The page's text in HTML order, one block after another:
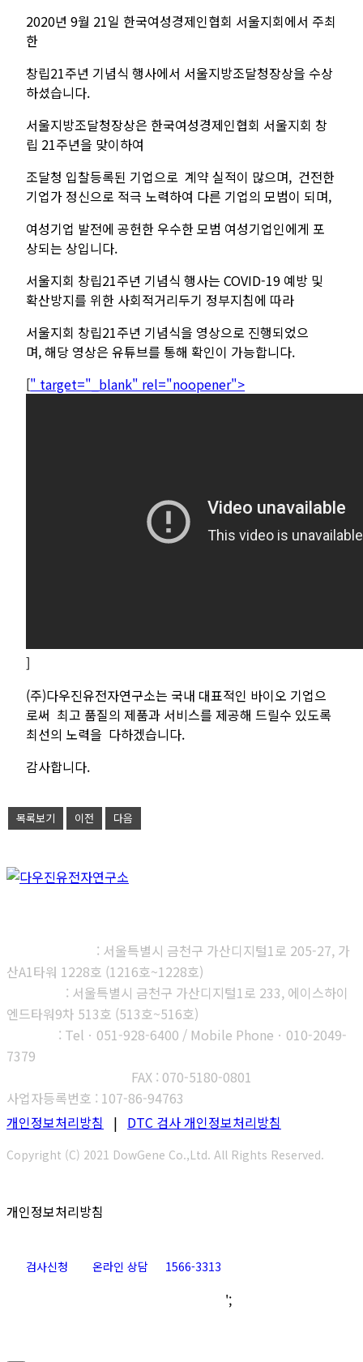
2020년9월 21일 한국여성경제인협회 서울지회에서 주최
한
창립21주년 기념식 행사에서 서울지방조달청장상을 수상
하셨습니다.
서울지방조달청장상은 한국여성경제인협회 서울지회 창
립 21주년을 맞이하여
조달청 입찰등록된 기업으로 계약 실적이 많으며, 건전한
기업가 정신으로 적극 노력하여 다른 기업의 모범이 되며,
여성기업 발전에 공헌한 우수한 모범 여성기업인에게 포
상되는 상입니다.
서울지회 창립21주년 기념식 행사는COVID-19 예방 및
확산방지를 위한 사회적거리두기 정부지침에 따라
서울지회 창립21주년 기념식을 영상으로 진행되었으
며, 해당 영상은 유튜브를 통해 확인이 가능합니다.
[" target="_blank" rel="noopener">
]
(주)다우진유전자연구소는 국내 대표적인 바이오 기업으
로써 최고 품질의 제품과 서비스를 제공해 드릴수 있도록
최선의 노력을 다하겠습니다.
감사합니다.
목록보기 이전 다음
: 서울특별시 금천구 가산디지털1로 205-27, 가
산A1타워 1228호 (1216호~1228호)
: 서울특별시 금천구 가산디지털1로 233, 에이스하이
엔드타워9차 513호 (513호~516호)
: Telㆍ051-928-6400 / Mobile Phoneㆍ010-2049-
7379
FAX : 070-5180-0801
사업자등록번호 : 107-86-94763
개인정보처리방침 | DTC 검사 개인정보처리방침
Copyright (C) 2021 DowGene Co.,Ltd. All Rights Reserved.
개인정보처리방침
검사신청 온라인 상담 1566-3313
Go
';